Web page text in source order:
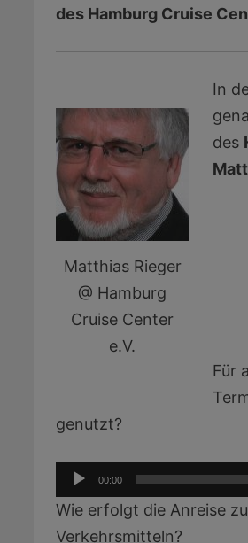
des Hamburg Cruise
Matthias Rieger
@ Hamburg
Cruise Center
e.V.
In
des
Für
genutzt?
Audio-
Player
00:00
Wie erfolgt die Anreise
Verkehrsmitteln?